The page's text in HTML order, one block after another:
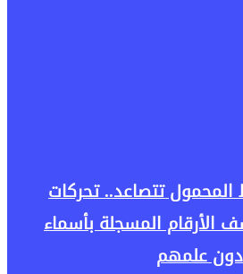
تتصاعد.. تحركات
الأرقام المسجلة بأسماء
دون علمهم